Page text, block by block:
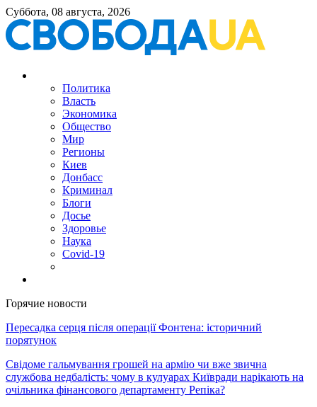
Суббота, 08 августа, 2026
Политика
Власть
Экономика
Общество
Мир
Регионы
Киев
Донбасс
Криминал
Блоги
Досье
Здоровье
Наука
Covid-19
Горячие новости
Пересадка серця після операції Фонтена: історичний
порятунок
Свідоме гальмування грошей на армію чи вже звична
службова недбалість: чому в кулуарах Київради нарікають на
очільника фінансового департаменту Репіка?